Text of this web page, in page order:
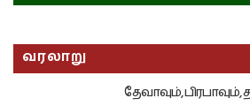
வரலாறு
தேவாவும், பிரபாவும்,